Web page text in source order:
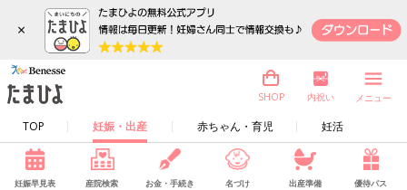
×
TOP 妊娠・出産 赤ちゃん・育児 妊活
SHOP 内祝い メニュー
妊娠早見表 産院検索 お金・手続き 名づけ 出産準備 優待パス